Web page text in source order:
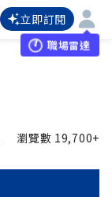
立即訂閱
職場雷達
瀏覽數 19,700+